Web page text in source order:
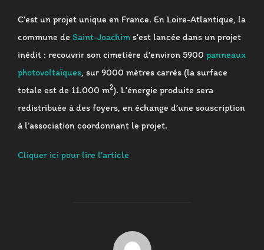
C’est un projet unique en France. En Loire-Atlantique, la
commune de Saint-Joachim s’est lancée dans un projet
inédit : recouvrir son cimetière d’environ 5900 panneaux
photovoltaïques, sur 9000 mètres carrés (la surface
totale est de 11.000 m2). L’énergie produite sera
redistribuée à des foyers, en échange d’une souscription
à l’association coordonnant le projet.
Cliquer ici pour lire l’article
AUTEUR DE LA PUBLICATION